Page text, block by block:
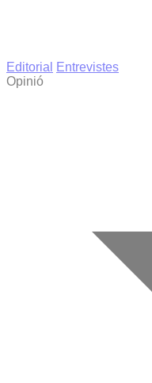
Editorial
Entrevistes
Opinió